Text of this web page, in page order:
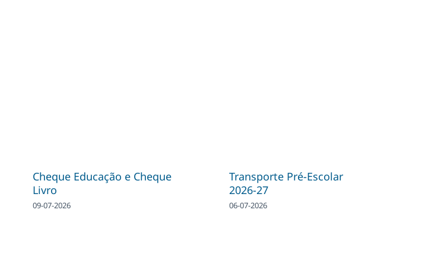
Cheque Educação e Cheque
Livro
09-07-2026
Transporte Pré-Escolar
2026-27
06-07-2026